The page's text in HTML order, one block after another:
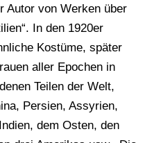
Autor von Werken über
In den 1920er
Kostüme, später
aller Epochen in
Teilen der Welt,
Persien, Assyrien,
dem Osten, den